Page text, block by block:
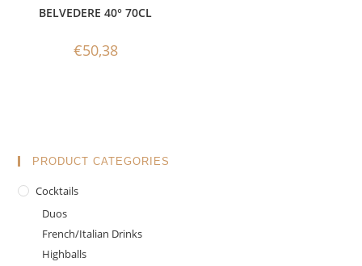
BELVEDERE 40° 70CL
€50,38
PRODUCT CATEGORIES
Cocktails
Duos
French/Italian Drinks
Highballs